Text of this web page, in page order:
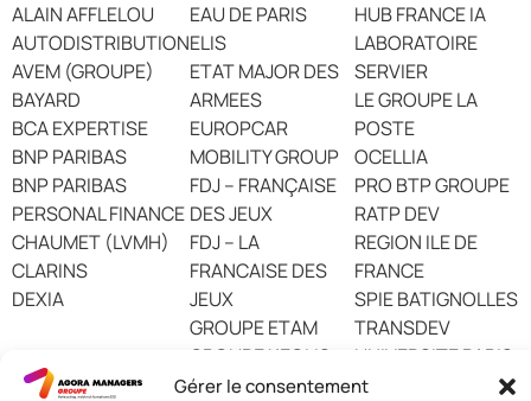
Gérer le consentement
ALAIN AFFLELOU
AUTODISTRIBUTION
AVEM (GROUPE)
BAYARD
BCA EXPERTISE
BNP PARIBAS
BNP PARIBAS
PERSONAL FINANCE
CHAUMET (LVMH)
CLARINS
DEXIA
EAU DE PARIS
ELIS
ETAT MAJOR DES
ARMEES
EUROPCAR
MOBILITY GROUP
FDJ – FRANÇAISE
DES JEUX
FDJ – LA
FRANCAISE DES
JEUX
GROUPE ETAM
GROUPE KEOLIS
GROUPE SNCF
HUB FRANCE IA
LABORATOIRE
SERVIER
LE GROUPE LA
POSTE
OCELLIA
PRO BTP GROUPE
RATP DEV
REGION ILE DE
FRANCE
SPIE BATIGNOLLES
TRANSDEV
UNIVERSITE PARIS
DAUPHINE